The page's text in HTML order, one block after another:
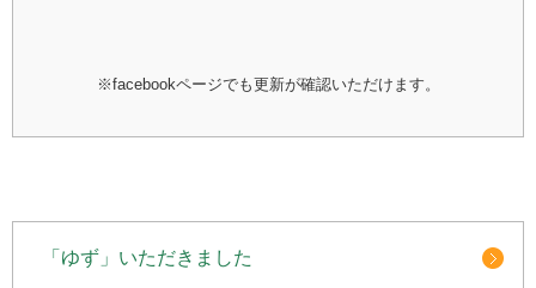
※facebookページでも更新が確認いただけます。
「ゆず」いただきました